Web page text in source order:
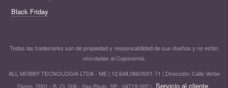
Black Friday
Todas las trademarks son de propiedad y responsabilidad de sus dueños y no están
vinculadas al Cuponomia.
ALL MOBBY TECNOLOGIA LTDA - ME | 12.648.066/0001-71 | Dirección: Calle Verbo
Divino, 2001 - B, Cj. 206 - Sao Paulo, SP - 04719-002 | Servicio al cliente